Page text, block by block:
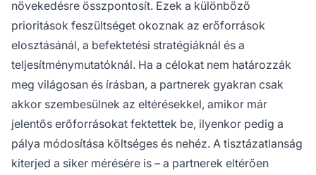
növekedésre összpontosít. Ezek a különböző
prioritások feszültséget okoznak az erőforrások
elosztásánál, a befektetési stratégiáknál és a
teljesítménymutatóknál. Ha a célokat nem határozzák
meg világosan és írásban, a partnerek gyakran csak
akkor szembesülnek az eltérésekkel, amikor már
jelentős erőforrásokat fektettek be, ilyenkor pedig a
pálya módosítása költséges és nehéz. A tisztázatlanság
kiterjed a siker mérésére is – a partnerek eltérően